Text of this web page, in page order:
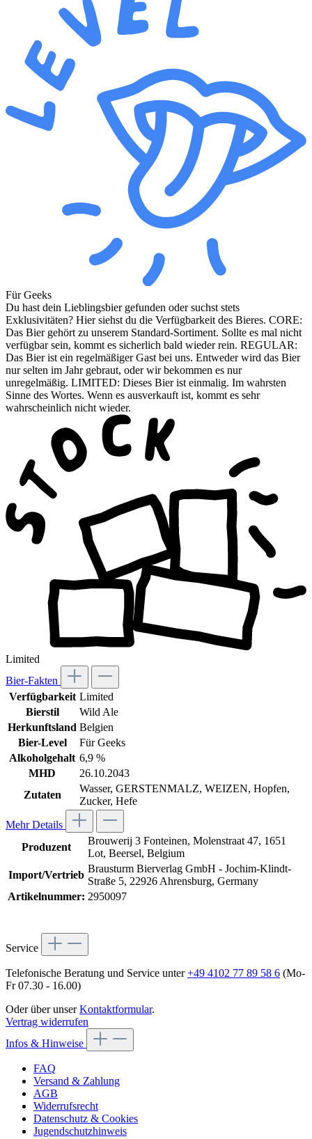
Für Geeks
Du hast dein Lieblingsbier gefunden oder suchst stets
Exklusivitäten? Hier siehst du die Verfügbarkeit des Bieres. CORE:
Das Bier gehört zu unserem Standard-Sortiment. Sollte es mal nicht
verfügbar sein, kommt es sicherlich bald wieder rein. REGULAR:
Das Bier ist ein regelmäßiger Gast bei uns. Entweder wird das Bier
nur selten im Jahr gebraut, oder wir bekommen es nur
unregelmäßig. LIMITED: Dieses Bier ist einmalig. Im wahrsten
Sinne des Wortes. Wenn es ausverkauft ist, kommt es sehr
wahrscheinlich nicht wieder.
Limited
Bier-Fakten
Verfügbarkeit Limited
Bierstil
Wild Ale
Herkunftsland Belgien
Bier-Level
Für Geeks
Alkoholgehalt 6,9 %
MHD
26.10.2043
Zutaten
Wasser, GERSTENMALZ, WEIZEN, Hopfen,
Zucker, Hefe
Mehr Details
Produzent
Brouwerij 3 Fonteinen, Molenstraat 47, 1651
Lot, Beersel, Belgium
Import/Vertrieb
Brausturm Bierverlag GmbH - Jochim-Klindt-
Straße 5, 22926 Ahrensburg, Germany
Artikelnummer: 2950097
Service
Telefonische Beratung und Service unter+49 4102 77 89 58 6 (Mo-
Fr 07.30 - 16.00)
Oder über unserKontaktformular.
Vertrag widerrufen
Infos & Hinweise
FAQ
Versand & Zahlung
AGB
Widerrufsrecht
Datenschutz & Cookies
Jugendschutzhinweis